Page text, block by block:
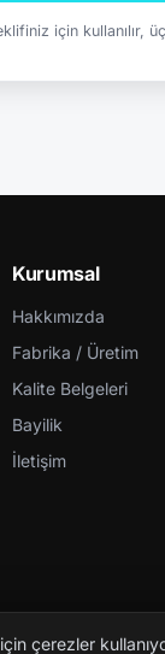
için kullanılır,
Kurumsal
Hakkımızda
Fabrika / Üretim
Kalite Belgeleri
Bayilik
İletişim
çerezler